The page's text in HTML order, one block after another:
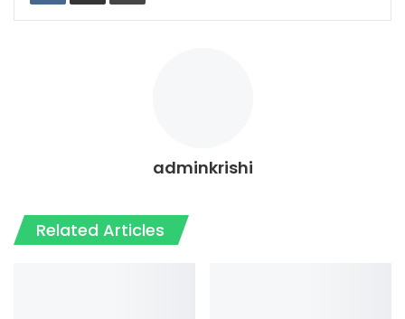
adminkrishi
Related Articles